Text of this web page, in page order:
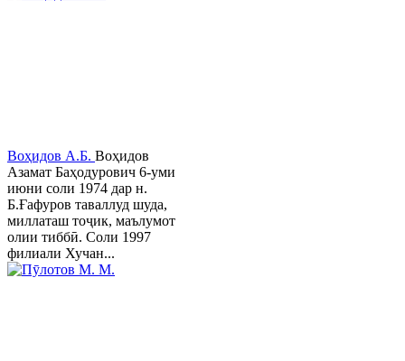
Воҳидов А.Б. Воҳидов
Азамат Баҳодурович 6-уми
июни соли 1974 дар н.
Б.Ғафуров таваллуд шуда,
миллаташ тоҷик, маълумот
олии тиббӣ. Соли 1997
филиали Хучан...